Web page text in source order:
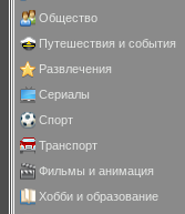
Общество
Путешествия и события
Развлечения
Сериалы
Спорт
Транспорт
Фильмы и анимация
Хобби и образование